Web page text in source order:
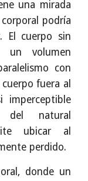
una mirada
podría
El cuerpo sin
un volumen
con
fuera al
imperceptible
del natural
ubicar al
perdido.
donde un